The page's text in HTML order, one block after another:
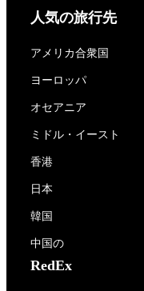
人気の旅行先
アメリカ合衆国
ヨーロッパ
オセアニア
ミドル・イースト
香港
日本
韓国
中国の
RedEx